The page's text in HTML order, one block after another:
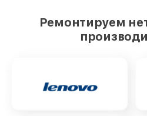
Ремонтируем